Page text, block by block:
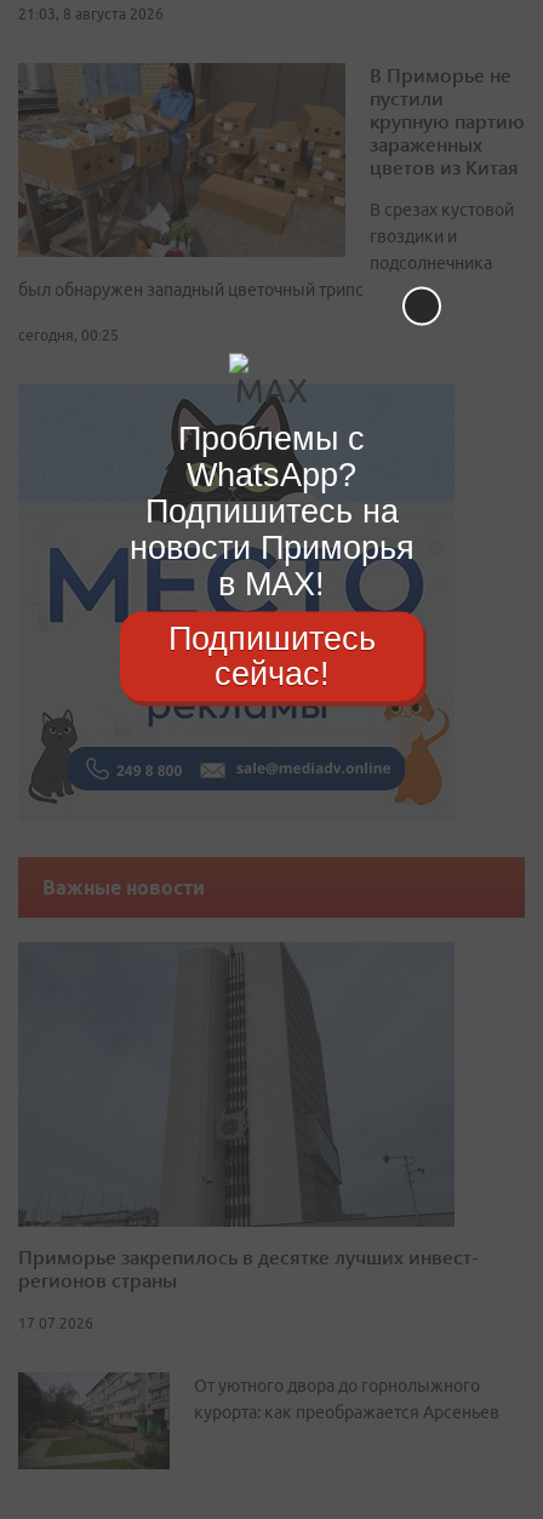
21:03, 8 августа 2026
В Приморье не
пустили
крупную партию
зараженных
цветов из Китая
В срезах кустовой
гвоздики и
подсолнечника
был обнаружен западный цветочный трипс
сегодня, 00:25
Важные новости
Приморье закрепилось в десятке лучших инвест-
регионов страны
17.07.2026
От уютного двора до горнолыжного
курорта: как преображается Арсеньев
Проблемы с
WhatsApp?
Подпишитесь на
новости Приморья
в MAX!
Подпишитесь
сейчас!